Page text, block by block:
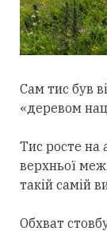
Сам тис був
«деревом
Тис росте на
верхньої
такій самій
Обхват